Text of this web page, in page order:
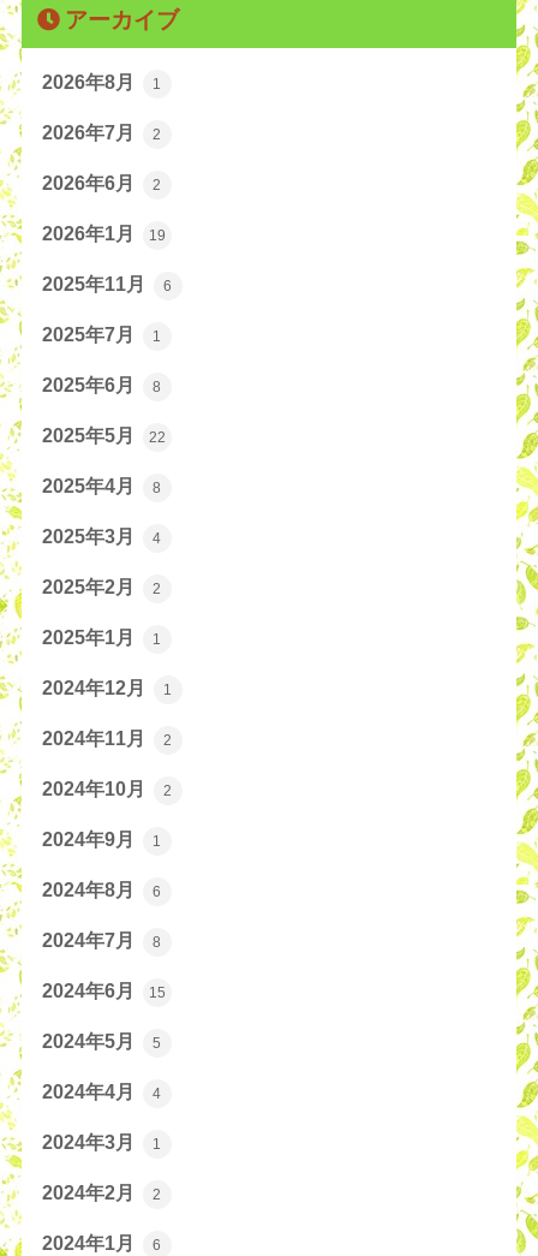
アーカイブ
2026年8月 1
2026年7月 2
2026年6月 2
2026年1月 19
2025年11月 6
2025年7月 1
2025年6月 8
2025年5月 22
2025年4月 8
2025年3月 4
2025年2月 2
2025年1月 1
2024年12月 1
2024年11月 2
2024年10月 2
2024年9月 1
2024年8月 6
2024年7月 8
2024年6月 15
2024年5月 5
2024年4月 4
2024年3月 1
2024年2月 2
2024年1月 6